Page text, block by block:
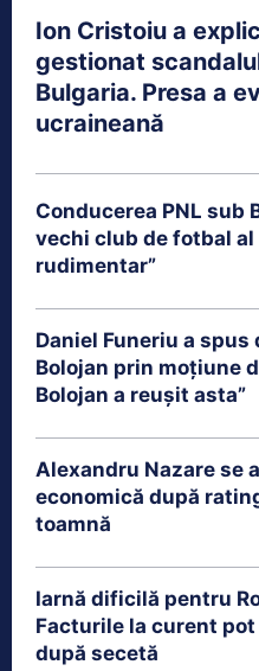
Ion Cristoiu a
gestionat
Bulgaria. Presa a
ucraineană
Conducerea PNL sub
vechi club de fotbal al
rudimentar”
Daniel Funeriu a spus
Bolojan prin moțiune
Bolojan a reușit asta”
Alexandru Nazare se
economică după
toamnă
Iarnă dificilă pentru
Facturile la curent
după secetă